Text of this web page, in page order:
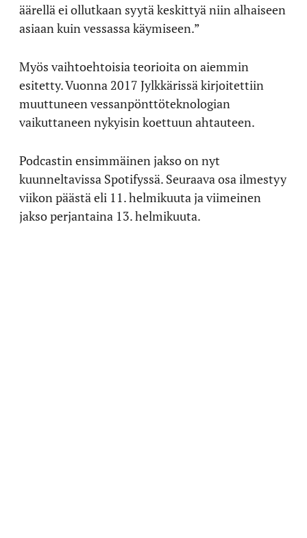
äärellä ei ollutkaan syytä keskittyä niin alhaiseen
asiaan kuin vessassa käymiseen.”
Myös vaihtoehtoisia teorioita on aiemmin
esitetty. Vuonna 2017 Jylkkärissä kirjoitettiin
muuttuneen vessanpönttöteknologian
vaikuttaneen nykyisin koettuun ahtauteen.
Podcastin ensimmäinen jakso on nyt
kuunneltavissa Spotifyssä. Seuraava osa ilmestyy
viikon päästä eli 11. helmikuuta ja viimeinen
jakso perjantaina 13. helmikuuta.